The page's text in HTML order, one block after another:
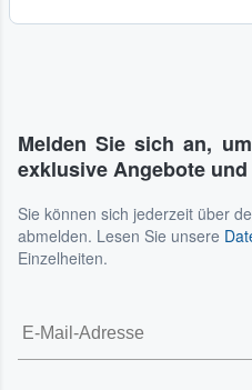
Melden Sie sich an,
exklusive Angebote
Sie können sich jederzeit über
abmelden. Lesen Sie unsere
Einzelheiten.